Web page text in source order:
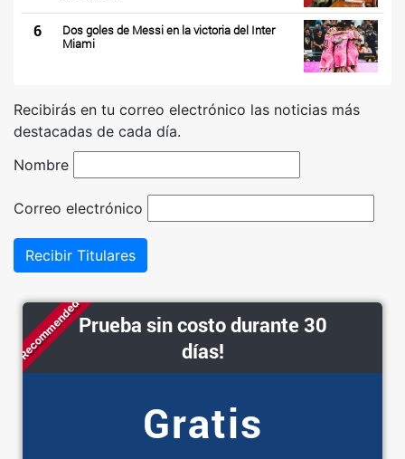
6
Dos goles de Messi en la victoria del Inter
Miami
Recibirás en tu correo electrónico las noticias más
destacadas de cada día.
Nombre
Correo electrónico
Recibir Titulares
RecommendedPrueba sin costo durante 30
días!
Gratis